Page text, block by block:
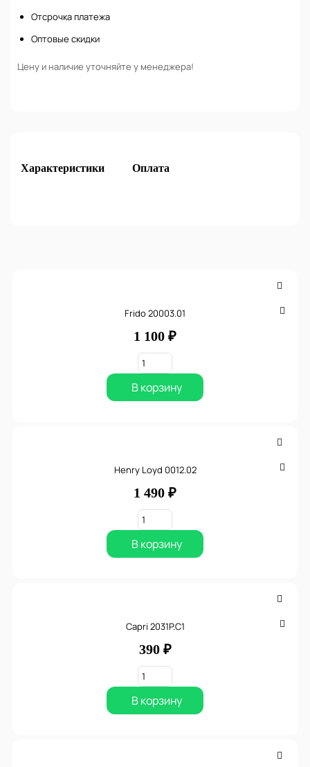
Отсрочка платежа
Оптовые скидки
Цену и наличие уточняйте у менеджера!
Характеристики Оплата
Frido 20003.01
1 100 ₽
В корзину
Henry Loyd 0012.02
1 490 ₽
В корзину
Capri 2031P.C1
390 ₽
В корзину